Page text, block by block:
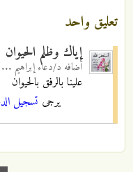
تعليق واحد
إياك وظلم الحيوان
أضافه د/دعاء إبراهيم ...
علينا بالرفق بالحيوان
يرجى تسجيل